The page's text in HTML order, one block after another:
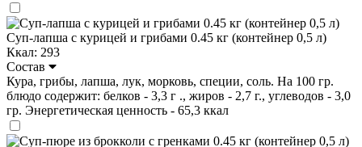
Суп-лапша с курицей и грибами 0.45 кг (контейнер 0,5 л)
Ккал: 293
Состав
Кура, грибы, лапша, лук, морковь, специи, соль. На 100 гр.
блюдо содержит: белков - 3,3 г ., жиров - 2,7 г., углеводов - 3,0
гр. Энергетическая ценность - 65,3 ккал